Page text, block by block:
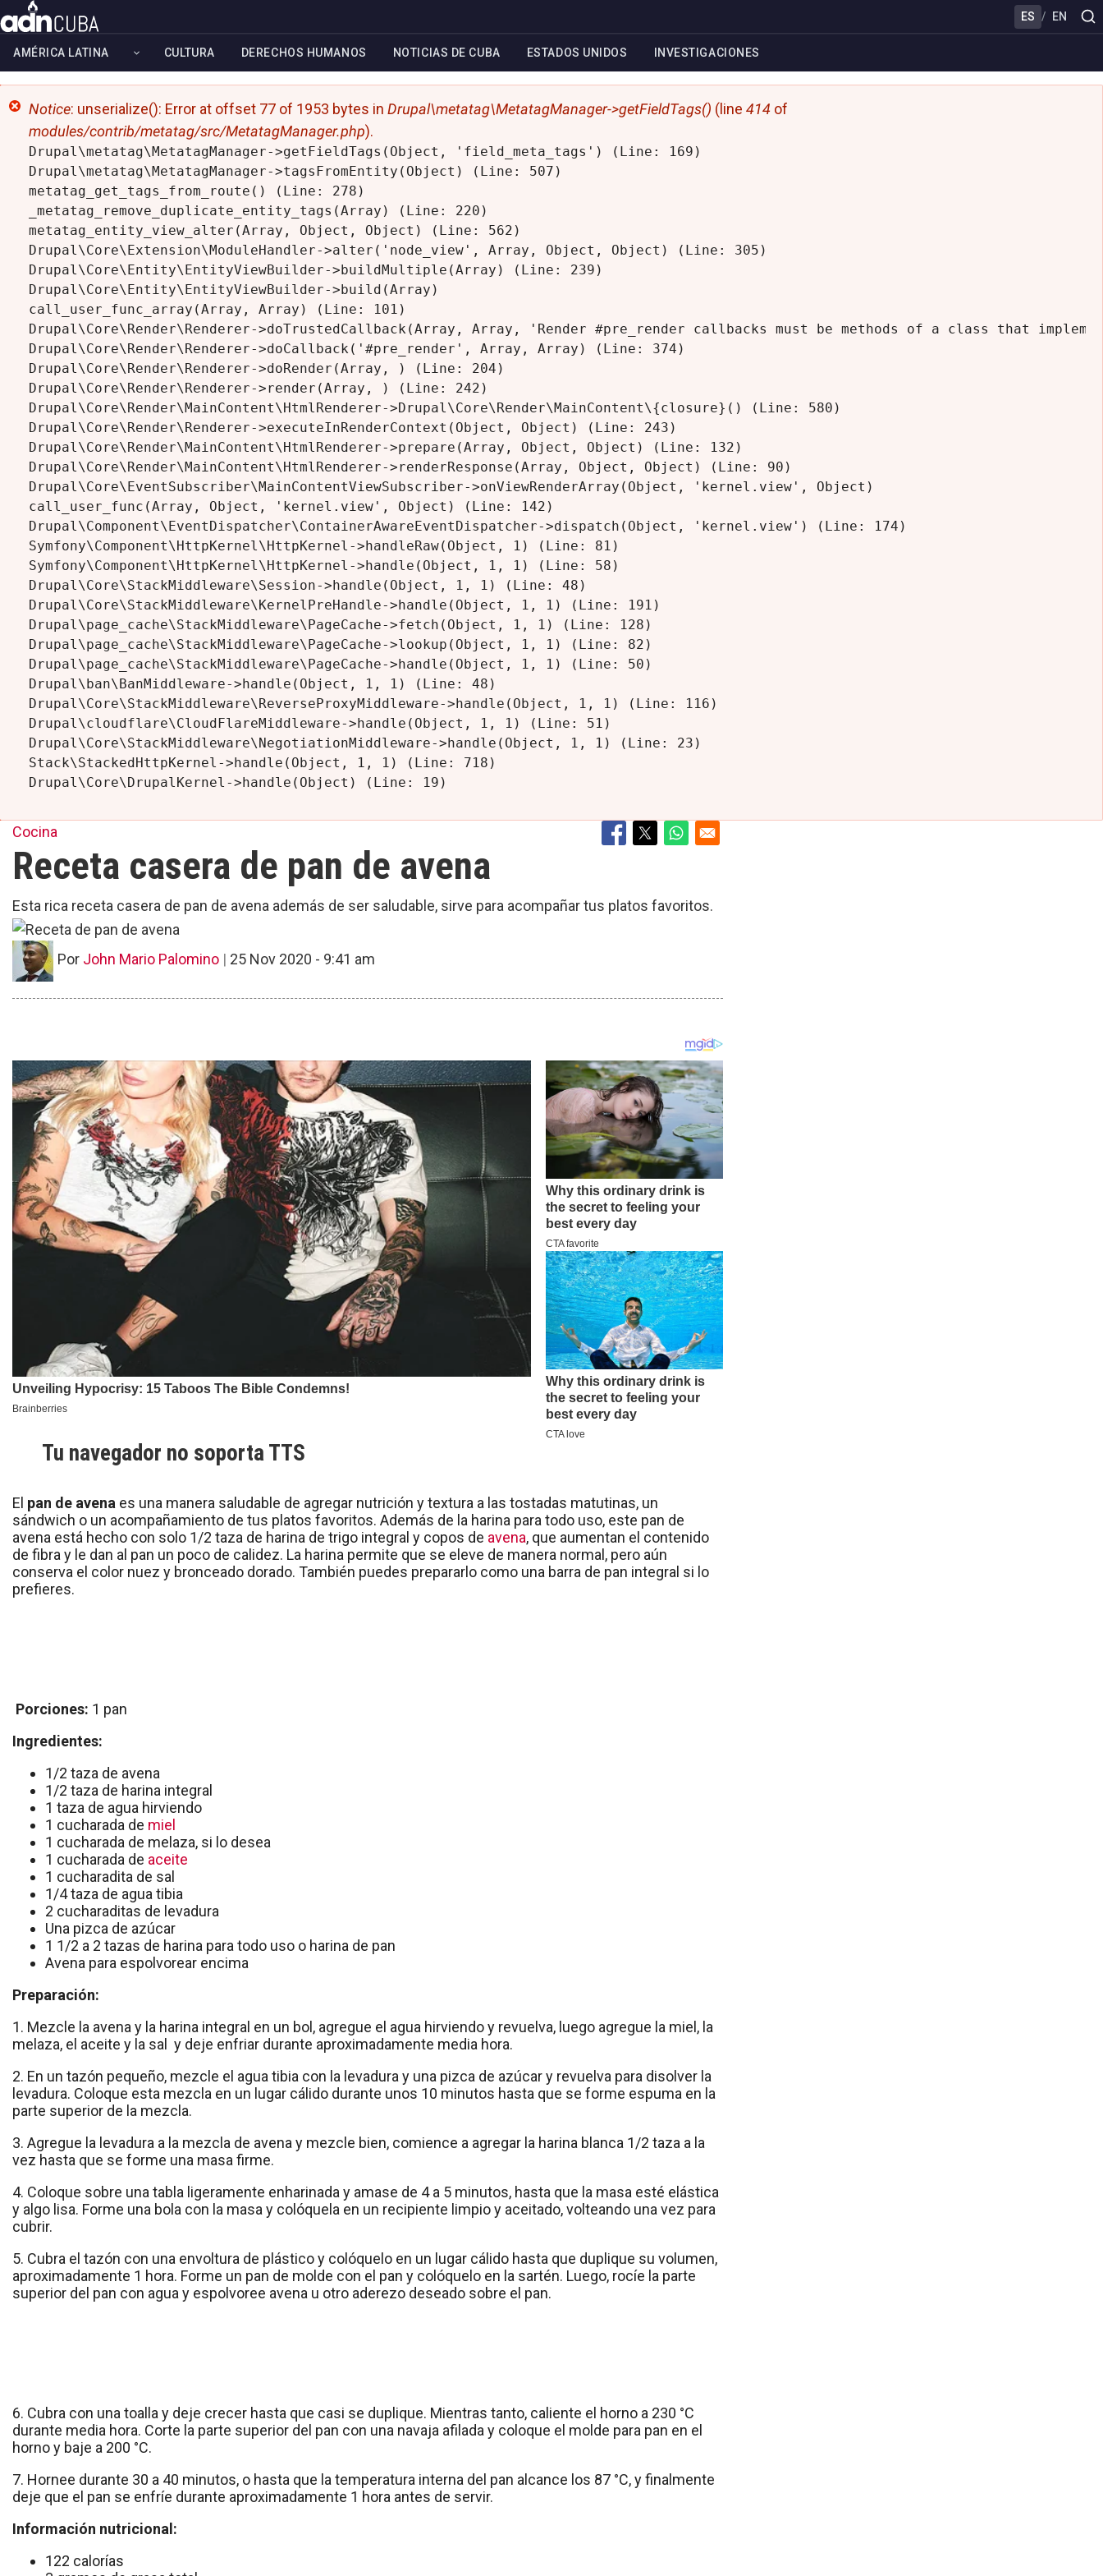
Skip
to
main
ES / EN
AMÉRICA LATINA CULTURA DERECHOS HUMANOS NOTICIAS DE CUBA ESTADOS UNIDOS INVESTIGACIONES
Error
message
Notice: unserialize(): Error at offset 77 of 1953 bytes in Drupal\metatag\MetatagManager->getFieldTags() (line 414 of
modules/contrib/metatag/src/MetatagManager.php).
Drupal\metatag\MetatagManager->getFieldTags(Object, 'field_meta_tags') (Line: 169)
Drupal\metatag\MetatagManager->tagsFromEntity(Object) (Line: 507)
metatag_get_tags_from_route() (Line: 278)
_metatag_remove_duplicate_entity_tags(Array) (Line: 220)
metatag_entity_view_alter(Array, Object, Object) (Line: 562)
Drupal\Core\Extension\ModuleHandler->alter('node_view', Array, Object, Object) (Line: 305)
Drupal\Core\Entity\EntityViewBuilder->buildMultiple(Array) (Line: 239)
Drupal\Core\Entity\EntityViewBuilder->build(Array)
call_user_func_array(Array, Array) (Line: 101)
Drupal\Core\Render\Renderer->doTrustedCallback(Array, Array, 'Render #pre_render callbacks must be methods of a class that
Drupal\Core\Render\Renderer->doCallback('#pre_render', Array, Array) (Line: 374)
Drupal\Core\Render\Renderer->doRender(Array, ) (Line: 204)
Drupal\Core\Render\Renderer->render(Array, ) (Line: 242)
Drupal\Core\Render\MainContent\HtmlRenderer->Drupal\Core\Render\MainContent\{closure}() (Line: 580)
Drupal\Core\Render\Renderer->executeInRenderContext(Object, Object) (Line: 243)
Drupal\Core\Render\MainContent\HtmlRenderer->prepare(Array, Object, Object) (Line: 132)
Drupal\Core\Render\MainContent\HtmlRenderer->renderResponse(Array, Object, Object) (Line: 90)
Drupal\Core\EventSubscriber\MainContentViewSubscriber->onViewRenderArray(Object, 'kernel.view', Object)
call_user_func(Array, Object, 'kernel.view', Object) (Line: 142)
Drupal\Component\EventDispatcher\ContainerAwareEventDispatcher->dispatch(Object, 'kernel.view') (Line: 174)
Symfony\Component\HttpKernel\HttpKernel->handleRaw(Object, 1) (Line: 81)
Symfony\Component\HttpKernel\HttpKernel->handle(Object, 1, 1) (Line: 58)
Drupal\Core\StackMiddleware\Session->handle(Object, 1, 1) (Line: 48)
Drupal\Core\StackMiddleware\KernelPreHandle->handle(Object, 1, 1) (Line: 191)
Drupal\page_cache\StackMiddleware\PageCache->fetch(Object, 1, 1) (Line: 128)
Drupal\page_cache\StackMiddleware\PageCache->lookup(Object, 1, 1) (Line: 82)
Drupal\page_cache\StackMiddleware\PageCache->handle(Object, 1, 1) (Line: 50)
Drupal\ban\BanMiddleware->handle(Object, 1, 1) (Line: 48)
Drupal\Core\StackMiddleware\ReverseProxyMiddleware->handle(Object, 1, 1) (Line: 116)
Drupal\cloudflare\CloudFlareMiddleware->handle(Object, 1, 1) (Line: 51)
Drupal\Core\StackMiddleware\NegotiationMiddleware->handle(Object, 1, 1) (Line: 23)
Stack\StackedHttpKernel->handle(Object, 1, 1) (Line: 718)
Cocina
Receta casera de pan de avena
Esta rica receta casera de pan de avena además de ser saludable, sirve para acompañar tus platos favoritos.
Por John Mario Palomino | 25 Nov 2020 - 9:41 am
Tu navegador no soporta TTS
El pan de avena es una manera saludable de agregar nutrición y textura a las tostadas matutinas, un
sándwich o un acompañamiento de tus platos favoritos. Además de la harina para todo uso, este pan de
avena está hecho con solo 1/2 taza de harina de trigo integral y copos de avena, que aumentan el contenido
de fibra y le dan al pan un poco de calidez. La harina permite que se eleve de manera normal, pero aún
conserva el color nuez y bronceado dorado. También puedes prepararlo como una barra de pan integral si lo
prefieres.
Porciones: 1 pan
Ingredientes:
1/2 taza de avena
1/2 taza de harina integral
1 taza de agua hirviendo
1 cucharada de miel
1 cucharada de melaza, si lo desea
1 cucharada de aceite
1 cucharadita de sal
1/4 taza de agua tibia
2 cucharaditas de levadura
Una pizca de azúcar
1 1/2 a 2 tazas de harina para todo uso o harina de pan
Avena para espolvorear encima
Preparación:
1. Mezcle la avena y la harina integral en un bol, agregue el agua hirviendo y revuelva, luego agregue la miel, la
melaza, el aceite y la sal y deje enfriar durante aproximadamente media hora.
2. En un tazón pequeño, mezcle el agua tibia con la levadura y una pizca de azúcar y revuelva para disolver la
levadura. Coloque esta mezcla en un lugar cálido durante unos 10 minutos hasta que se forme espuma en la
parte superior de la mezcla.
3. Agregue la levadura a la mezcla de avena y mezcle bien, comience a agregar la harina blanca 1/2 taza a la
vez hasta que se forme una masa firme.
4. Coloque sobre una tabla ligeramente enharinada y amase de 4 a 5 minutos, hasta que la masa esté elástica
y algo lisa. Forme una bola con la masa y colóquela en un recipiente limpio y aceitado, volteando una vez para
cubrir.
5. Cubra el tazón con una envoltura de plástico y colóquelo en un lugar cálido hasta que duplique su volumen,
aproximadamente 1 hora. Forme un pan de molde con el pan y colóquelo en la sartén. Luego, rocíe la parte
superior del pan con agua y espolvoree avena u otro aderezo deseado sobre el pan.
6. Cubra con una toalla y deje crecer hasta que casi se duplique. Mientras tanto, caliente el horno a 230 °C
durante media hora. Corte la parte superior del pan con una navaja afilada y coloque el molde para pan en el
horno y baje a 200 °C.
7. Hornee durante 30 a 40 minutos, o hasta que la temperatura interna del pan alcance los 87 °C, y finalmente
deje que el pan se enfríe durante aproximadamente 1 hora antes de servir.
Información nutricional:
122 calorías